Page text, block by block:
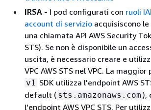
IRSA - I pod configurati con ruoli
account di servizio acquisiscono
una chiamata API AWS Security
STS). Se non è disponibile un
uscita, è necessario creare e
VPC AWS STS nel VPC. La
v1 SDK utilizza l'endpoint AWS
default ( sts.amazonaws.com ),
l'endpoint AWS VPC STS. Per